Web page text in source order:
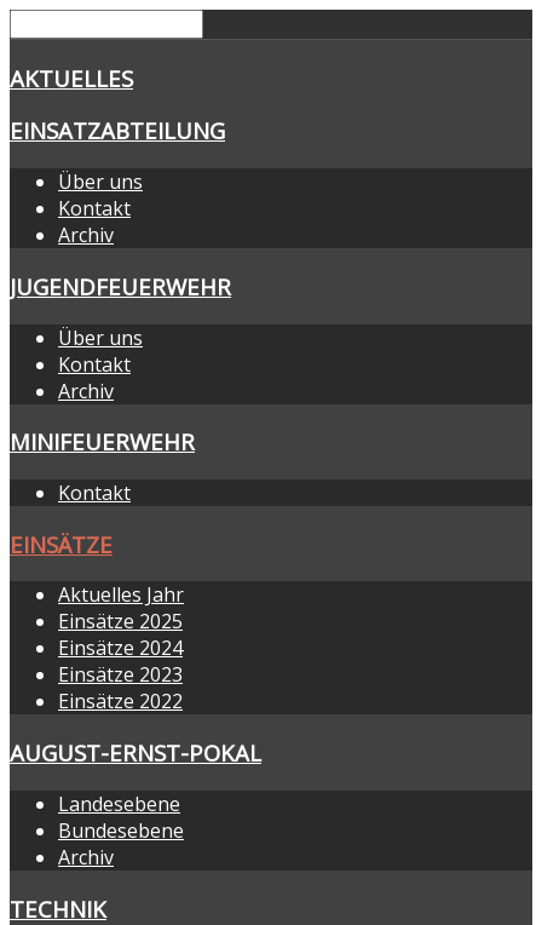
AKTUELLES
EINSATZABTEILUNG
Über uns
Kontakt
Archiv
JUGENDFEUERWEHR
Über uns
Kontakt
Archiv
MINIFEUERWEHR
Kontakt
EINSÄTZE
Aktuelles Jahr
Einsätze 2025
Einsätze 2024
Einsätze 2023
Einsätze 2022
AUGUST-ERNST-POKAL
Landesebene
Bundesebene
Archiv
TECHNIK